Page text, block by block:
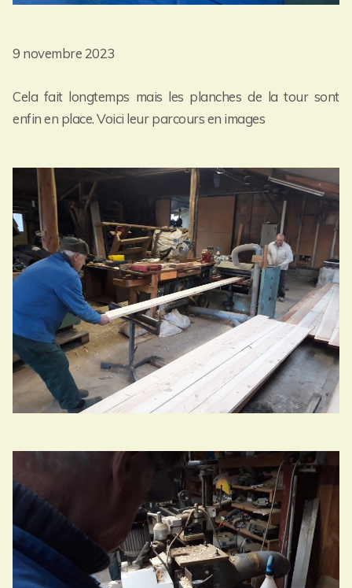
9 novembre 2023
Cela fait longtemps mais les planches de la tour sont
enfin en place. Voici leur parcours en images